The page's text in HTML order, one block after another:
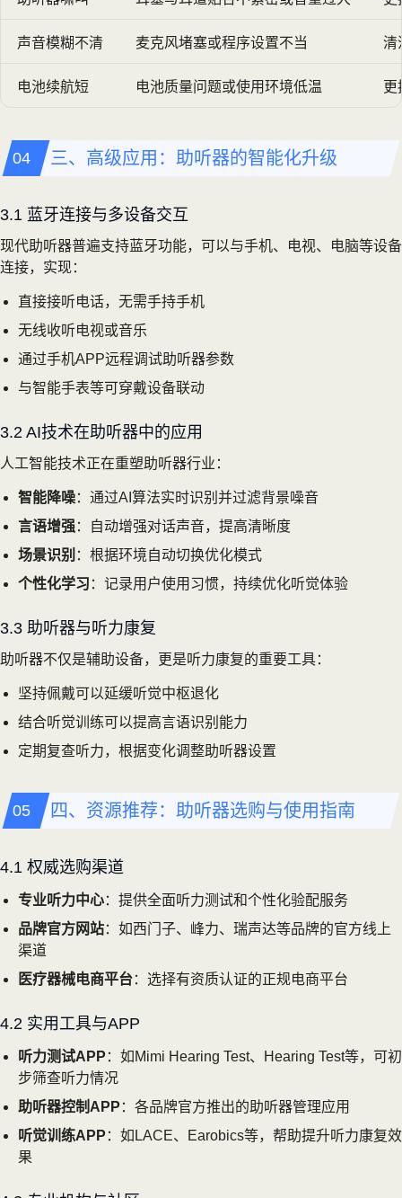
声音模糊不清 麦克风堵塞或程序设置不当 清
电池续航短 电池质量问题或使用环境低温 更
三、高级应用：助听器的智能化升级
3.1 蓝牙连接与多设备交互
现代助听器普遍支持蓝牙功能，可以与手机、电视、电脑等设备
连接，实现：
直接接听电话，无需手持手机
无线收听电视或音乐
通过手机APP远程调试助听器参数
与智能手表等可穿戴设备联动
3.2 AI技术在助听器中的应用
人工智能技术正在重塑助听器行业：
智能降噪：通过AI算法实时识别并过滤背景噪音
言语增强：自动增强对话声音，提高清晰度
场景识别 ：根据环境自动切换优化模式
个性化学习 ：记录用户使用习惯，持续优化听觉体验
3.3 助听器与听力康复
助听器不仅是辅助设备，更是听力康复的重要工具：
坚持佩戴可以延缓听觉中枢退化
结合听觉训练可以提高言语识别能力
定期复查听力，根据变化调整助听器设置
四、资源推荐：助听器选购与使用指南
4.1 权威选购渠道
专业听力中心：提供全面听力测试和个性化验配服务
品牌官方网站：如西门子、峰力、瑞声达等品牌的官方线上
渠道
医疗器械电商平台：选择有资质认证的正规电商平台
4.2 实用工具与APP
听力测试APP ：如Mimi Hearing Test、Hearing Test等，可初
步筛查听力情况
助听器控制APP ：各品牌官方推出的助听器管理应用
听觉训练APP ：如LACE、Earobics等，帮助提升听力康复效
果